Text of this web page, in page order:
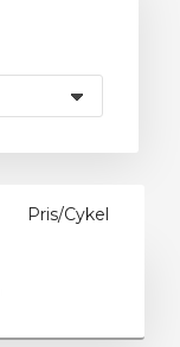
Pris/Cykel